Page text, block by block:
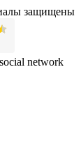
защищены